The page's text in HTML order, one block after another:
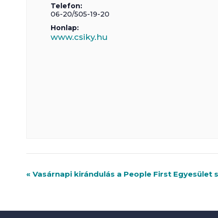
Telefon:
06-20/505-19-20
Honlap:
www.csiky.hu
R
n
« Vasárnapi kirándulás a People First Egyesület